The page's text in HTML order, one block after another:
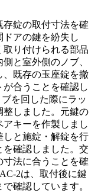
錠の取付寸法を確
アの鍵を紛失し
り付けられる部品
と室外側のノブ、
、既存の玉座錠を撤
合うことを確認し
を回した際にラッ
整しました。元鍵の
キーを作製しまし
しと施錠・解錠を行
確認しました。交
法に合うことを確
2は、取付後に鍵
確認しています。